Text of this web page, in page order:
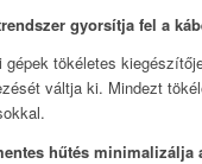
gyorsítja fel a
gépek tökéletes
váltja ki. Mindezt
hűtés minimalizálja